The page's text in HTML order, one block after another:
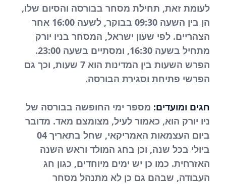
לעומת זאת, תחילת מסחר בבורסה והסיום שלו,
הן בין השעה 09:30 בבוקר, לשעה 16:00 אחר
הצהריים. לפי שעון ישראל, המסחר בניו יורק
מתחיל בשעה 16:30, ומסתיים בשעה 23:00.
הפרש השעות בין המדינות הוא 7 שעות, וכך גם
הפרשי פתיחת וסגירת הבורסה.
חגים ומועדים: מספר ימי החופשה בבורסה של
ניו יורק הוא, כאמור לעיל, מצומצם מאד. מדובר
ביום העצמאות האמריקאי, שחל בתאריך 04
ביולי בכל שנה, וכן בחג המולד וראש השנה
האזרחית. כמו כן יש ימים מיוחדים, כגון חג
העבודה, שבהם גם כן לא מתנהל מסחר